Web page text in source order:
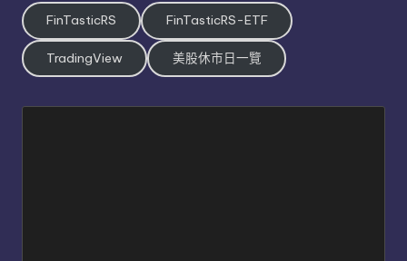
FinTasticRS FinTasticRS-ETF
TradingView 美股休市日一覽